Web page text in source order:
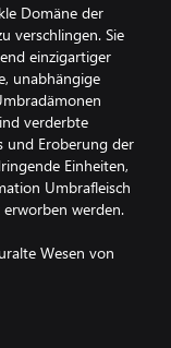
Domäne der
verschlingen. Sie
einzigartiger
unabhängige
verderbte
und Eroberung der
Einheiten,
Umbrafleisch
werden.
Wesen von
Entscheide